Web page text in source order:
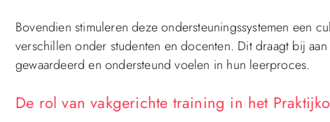
Bovendien stimuleren deze ondersteuningssystemen een
verschillen onder studenten en docenten. Dit draagt bij
gewaardeerd en ondersteund voelen in hun leerproces.
De rol van vakgerichte training in het